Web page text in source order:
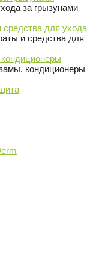
за грызунами
для ухода
и средства для
кондиционеры